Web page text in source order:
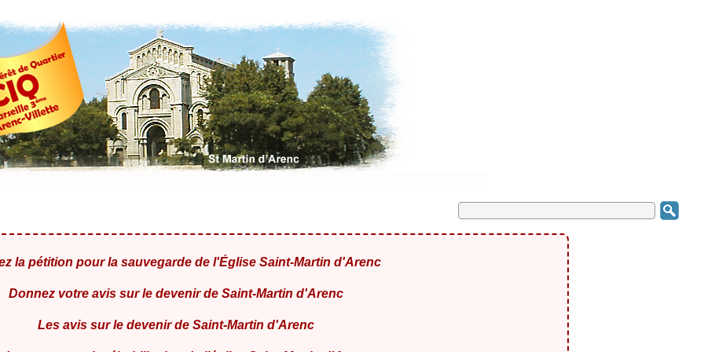
la pétition pour la sauvegarde de l'Église Saint-Martin d'Arenc
Donnez votre avis sur le devenir de Saint-Martin d'Arenc
Les avis sur le devenir de Saint-Martin d'Arenc